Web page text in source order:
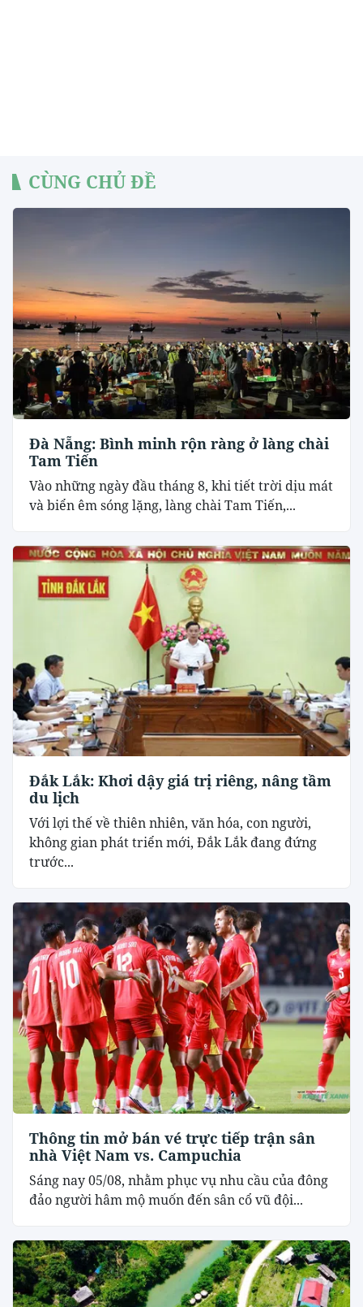
CÙNG CHỦ ĐỀ
Đà Nẵng: Bình minh rộn ràng ở làng chài
Tam Tiến
Vào những ngày đầu tháng 8, khi tiết trời dịu mát
và biển êm sóng lặng, làng chài Tam Tiến,...
Đắk Lắk: Khơi dậy giá trị riêng, nâng tầm
du lịch
Với lợi thế về thiên nhiên, văn hóa, con người,
không gian phát triển mới, Đắk Lắk đang đứng
trước...
Thông tin mở bán vé trực tiếp trận sân
nhà Việt Nam vs. Campuchia
Sáng nay 05/08, nhằm phục vụ nhu cầu của đông
đảo người hâm mộ muốn đến sân cổ vũ đội...